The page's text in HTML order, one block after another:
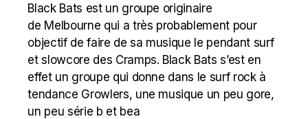
Black Bats est un groupe originaire
de Melbourne qui a très probablement pour
objectif de faire de sa musique le pendant surf
et slowcore des Cramps. Black Bats s’est en
effet un groupe qui donne dans le surf rock à
tendance Growlers, une musique un peu gore,
un peu série b et bea